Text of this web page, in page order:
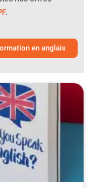
.
en anglais